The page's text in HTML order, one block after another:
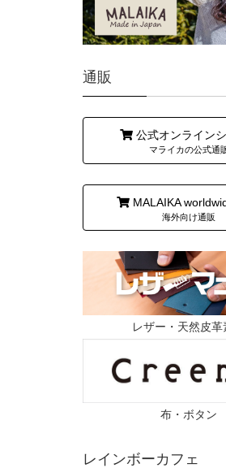
通販
公式オンライン
マライカの公式通
MALAIKA
海外向け通販
レザー・天然皮革
布・ボタン
レインボーカフェ